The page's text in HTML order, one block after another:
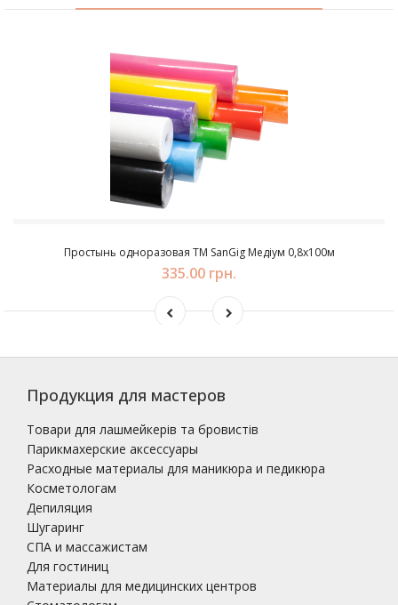
Простынь одноразовая TM SanGig Медіум 0,8х100м
335.00 грн.
Продукция для мастеров
Товари для лашмейкерів та бровистів
Парикмахерские аксессуары
Расходные материалы для маникюра и педикюра
Косметологам
Депиляция
Шугаринг
СПА и массажистам
Для гостиниц
Материалы для медицинских центров